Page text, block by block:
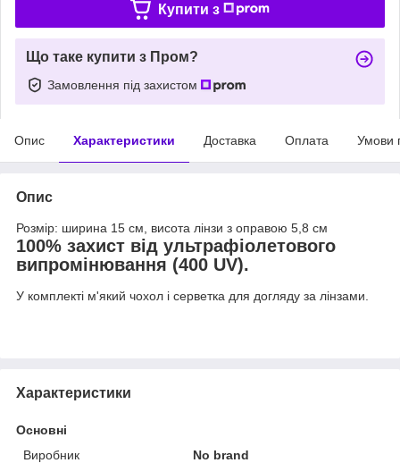
Купити з
Що таке купити з Пром?
Замовлення під захистом
Опис Характеристики Доставка Оплата Умови
Опис
Розмір: ширина 15 см, висота лінзи з оправою 5,8 см
100% захист від ультрафіолетового
випромінювання (400 UV).
У комплекті м'який чохол і серветка для догляду за лінзами.
Характеристики
Основні
Виробник
No brand